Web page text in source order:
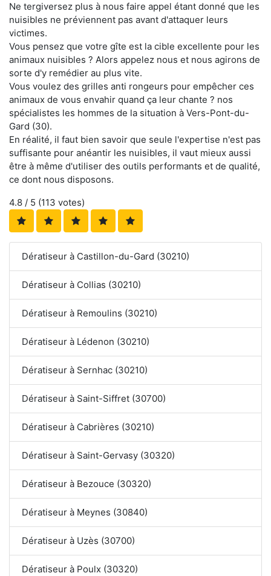
Ne tergiversez plus à nous faire appel étant donné que les
nuisibles ne préviennent pas avant d'attaquer leurs
victimes.
Vous pensez que votre gîte est la cible excellente pour les
animaux nuisibles ? Alors appelez nous et nous agirons de
sorte d'y remédier au plus vite.
Vous voulez des grilles anti rongeurs pour empêcher ces
animaux de vous envahir quand ça leur chante ? nos
spécialistes les hommes de la situation à Vers-Pont-du-
Gard (30).
En réalité, il faut bien savoir que seule l'expertise n'est pas
suffisante pour anéantir les nuisibles, il vaut mieux aussi
être à même d'utiliser des outils performants et de qualité,
ce dont nous disposons.
4.8 / 5 (113 votes)
Dératiseur à Castillon-du-Gard (30210)
Dératiseur à Collias (30210)
Dératiseur à Remoulins (30210)
Dératiseur à Lédenon (30210)
Dératiseur à Sernhac (30210)
Dératiseur à Saint-Siffret (30700)
Dératiseur à Cabrières (30210)
Dératiseur à Saint-Gervasy (30320)
Dératiseur à Bezouce (30320)
Dératiseur à Meynes (30840)
Dératiseur à Uzès (30700)
Dératiseur à Poulx (30320)